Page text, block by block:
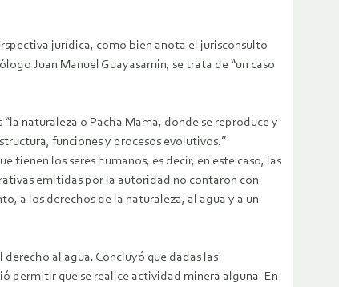
jurídica, como bien anota el jurisconsulto
Juan Manuel Guayasamin, se trata de “un caso
naturaleza o Pacha Mama, donde se reproduce y
funciones y procesos evolutivos.”
los seres humanos, es decir, en este caso, las
emitidas por la autoridad no contaron con
a los derechos de la naturaleza, al agua y a un
al agua. Concluyó que dadas las
permitir que se realice actividad minera alguna. En